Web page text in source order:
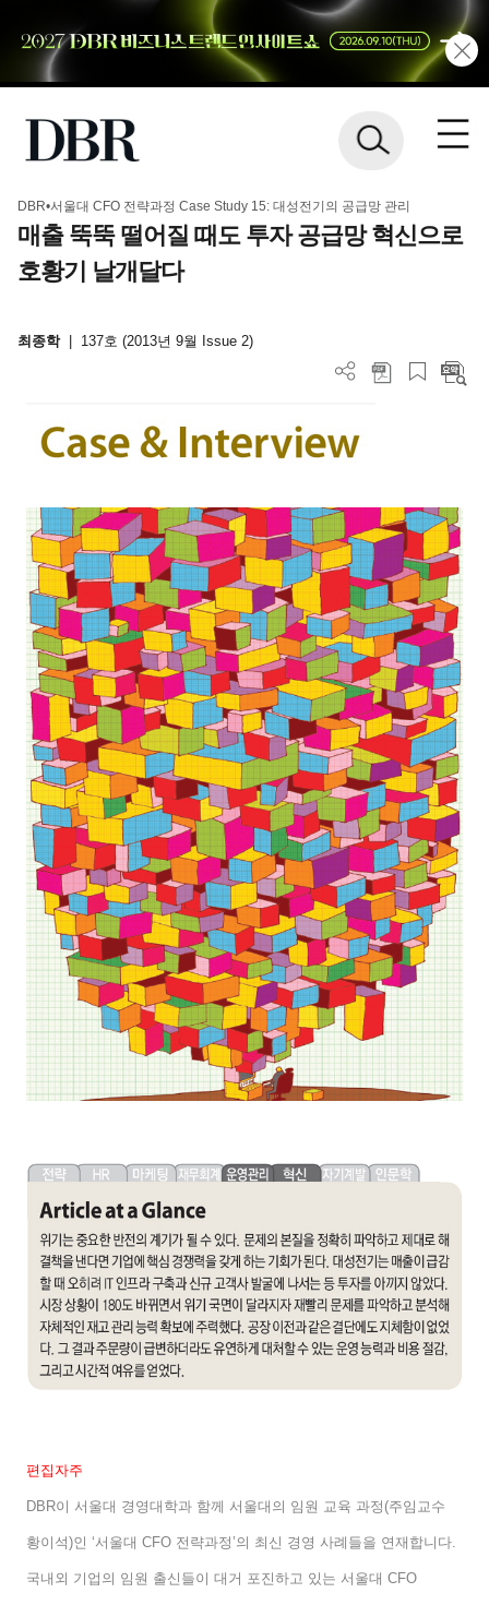
DBR•서울대 CFO 전략과정 Case Study 15: 대성전기의 공급망 관리
매출 뚝뚝 떨어질 때도 투자 공급망 혁신으로
호황기 날개달다
최종학 137호 (2013년 9월 Issue 2)
편집자주
DBR이 서울대 경영대학과 함께 서울대의 임원 교육 과정 (주임교수
황이석)인 ‘서울대 CFO 전략과정 ’의 최신 경영 사례들을 연재합니다.
국내외 기업의 임원 출신들이 대거 포진하고 있는 서울대 CFO